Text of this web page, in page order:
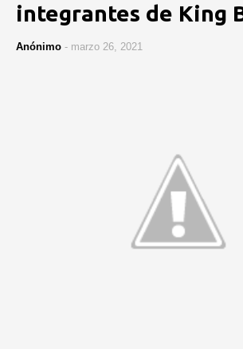
integrantes de King
Anónimo - marzo 26, 2021